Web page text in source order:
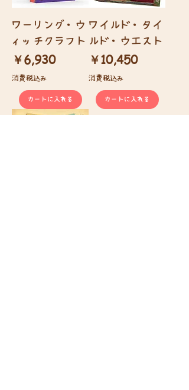
ワーリング・ウ
ィッチクラフト
価格
￥6,930
消費税込み
カートに入れる
ワイルド・タイ
ルド・ウエスト
価格
￥10,450
消費税込み
カートに入れる